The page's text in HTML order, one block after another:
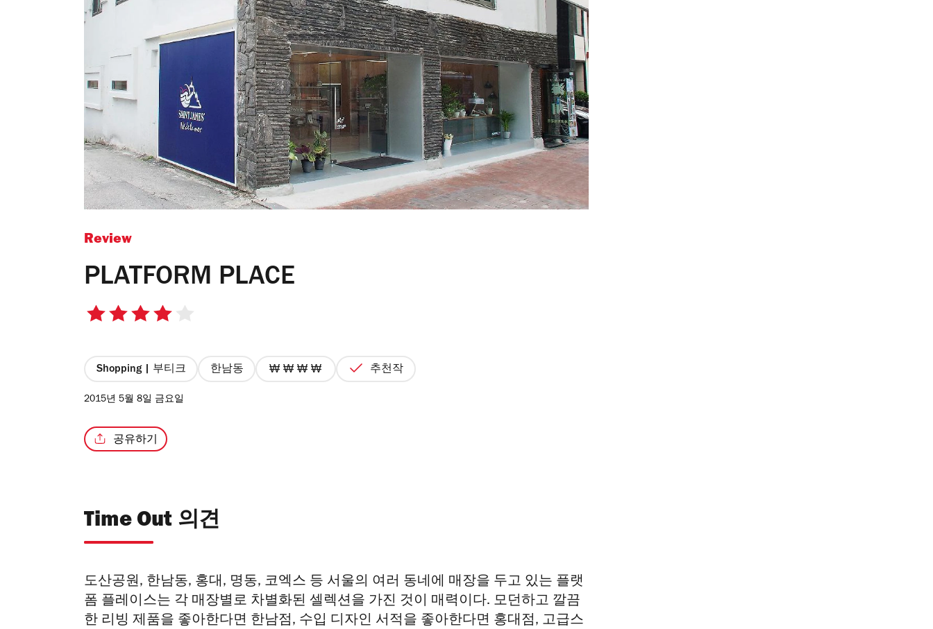
Review
PLATFORM PLACE
4
별
5
Shopping | 부티크 한남동
가
추천작
2015년 5월 8일 금요일
공유하기
Time Out 의견
도산공원, 한남동, 홍대, 명동, 코엑스 등 서울의 여러 동네에 매장을 두고 있는 플랫
폼 플레이스는 각 매장별로 차별화된 셀렉션을 가진 것이 매력이다. 모던하고 깔끔
한 리빙 제품을 좋아한다면 한남점, 수입 디자인 서적을 좋아한다면 홍대점, 고급스